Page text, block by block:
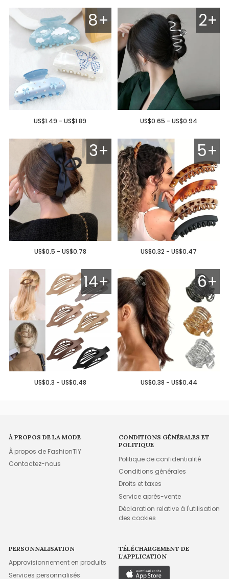
8+
US$1.49 - US$1.89
2+
US$0.65 - US$0.94
3+
US$0.5 - US$0.78
5+
US$0.32 - US$0.47
14+
US$0.3 - US$0.48
6+
US$0.38 - US$0.44
À PROPOS DE LA MODE
À propos de FashionTIY
Contactez-nous
CONDITIONS GÉNÉRALES ET
POLITIQUE
Politique de confidentialité
Conditions générales
Droits et taxes
Service après-vente
Déclaration relative à l'utilisation
des cookies
PERSONNALISATION
Approvisionnement en produits
Services personnalisés
TÉLÉCHARGEMENT DE
L'APPLICATION